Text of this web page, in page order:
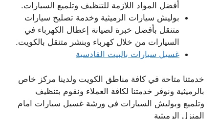
أفضل المواد اللازمة للتنظيف وتلميع السيارات.
بوليش سيارات الرميثية وخدمة تصليح سيارات
متنقل بأفضل خبرة لصيانة إعطال الكهرباء في
السيارات من خلال كهرباء وبنشر متنقل بالكويت.
غسيل سيارات بالبيت القادسية
خدمتنا متاحة في كافة مناطق الكويت ولدينا مركز خاص
بالرميثية ونوفر خدمتنا لكافة العملاء ونقوم بتنظيف
وتلميع وبوليش السيارات في ورشة غسيل سيارات امام
المنزل الرميثية